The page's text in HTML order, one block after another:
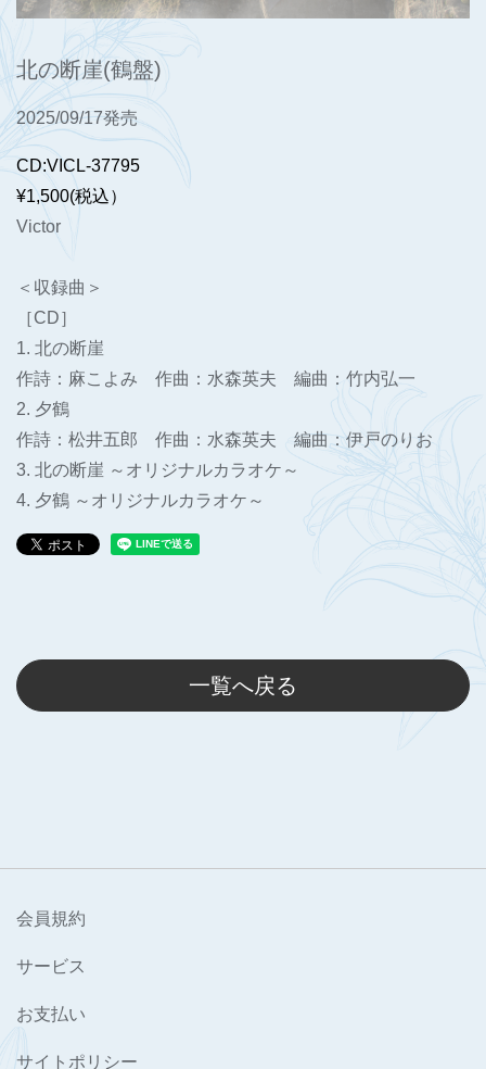
北の断崖(鶴盤)
2025/09/17発売
CD:VICL-37795
¥1,500(税込）
Victor
＜収録曲＞
［CD］
1. 北の断崖
作詩：麻こよみ 作曲：水森英夫 編曲：竹内弘一
2. 夕鶴
作詩：松井五郎 作曲：水森英夫 編曲：伊戸のりお
3. 北の断崖 ～オリジナルカラオケ～
4. 夕鶴 ～オリジナルカラオケ～
一覧へ戻る
会員規約
サービス
お支払い
サイトポリシー